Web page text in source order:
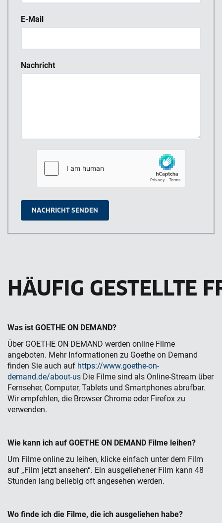
E-Mail
Nachricht
HÄUFIG GESTELLTE
Was ist GOETHE ON DEMAND?
Über GOETHE ON DEMAND werden online Filme
angeboten. Mehr Informationen zu Goethe on Demand
finden Sie auch auf https://www.goethe-on-
demand.de/about-us Die Filme sind als Online-Stream über
Fernseher, Computer, Tablets und Smartphones abrufbar.
Wir empfehlen, die Browser Chrome oder Firefox zu
verwenden.
Wie kann ich auf GOETHE ON DEMAND Filme leihen?
Um Filme online zu leihen, klicke einfach unter dem Film
auf „Film jetzt ansehen“. Ein ausgeliehener Film kann 48
Stunden lang beliebig oft angesehen werden.
Wo finde ich die Filme, die ich ausgeliehen habe?